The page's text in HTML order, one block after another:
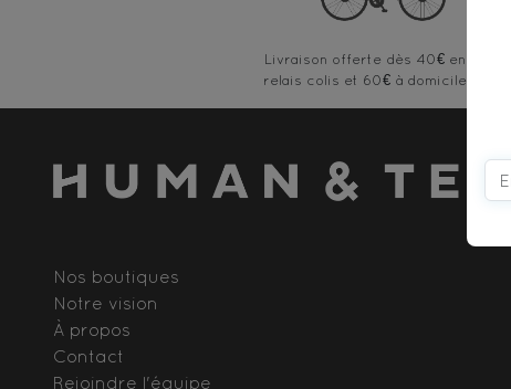
Livraison offerte
Nos boutiques
Notre vision
À propos
Contact
Rejoindre l'équipe